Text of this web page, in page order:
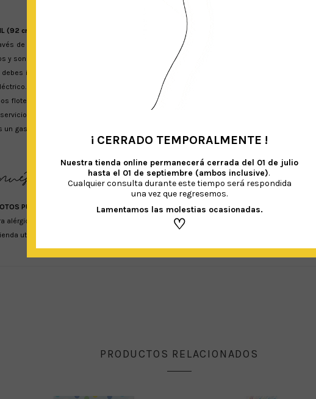
(92 cm x 62 cm) : Se pueden inflar con AIRE (no flotan) o con HELIO (flotan en el aire)
de una válvula estrecha y tienen un mecanismo de cierre automático (auto-sellado).
y son reciclables.
debes introducir una pajita estrecha en la válvula del globo para auxiliar el inflado y
Para sellarlo debes presionar la parte inferior del globo (válvula de cierre) por donde
floten en el aire, deberás de rellenarlos con helio. Para el inflado con helio es importante
de hinchado con helio (el precio del hinchado depende del tipo de globo y
gas incoloro, inodoro e inerte, el que no reacciona con ninguna sustancia y su uso se
PUEDEN PROVOCAR AHOGO O ASFIXIA EN LOS NIÑOS MENORES DE 8 AÑOS.
Es
alérgicos al látex y a sus derivados. Recomendamos mantener los globos sin hinchar
utilizar siempre un inflador.
PRODUCTOS RELACIONADOS
¡ CERRADO TEMPORALMENTE !
Nuestra tienda online permanecerá cerrada del 01 de julio
hasta el 01 de septiembre (ambos inclusive).
Cualquier consulta durante este tiempo será respondida
una vez que regresemos.
Lamentamos las molestias ocasionadas.
♡